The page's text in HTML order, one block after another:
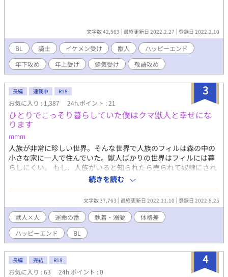
文字数 42,563 最終更新日 2022.2.27 登録日 2022.2.10
BL 騎士 イケメン受け 獣人
ハッピーエンド
年下攻め
年上受け 健気受け 敬語攻め
3
長編 連載中 R18
お気に入り : 1,387 24h.ポイント : 21
ひとりでこっそり暮らしていた僕はクマ獣人と幸せにな
ります
mmm
人族が非常に珍しい世界。そんな世界で人族のフィルは森の中の
小さな家に一人で住んでいた。獣人ばかりの世界はフィルには暮
らしにくい。 もし、人族がいると知られたら売られて奴隷にされ
るかもしれない。 獣人に怯えるフィル×フィルと番になりたいク
マ獣人の話です。
続きを読む
文字数 37,763 最終更新日 2022.11.10 登録日 2022.8.25
獣人×人 運命の番 執着・溺愛
体格差
ハッピーエンド
BL
4
長編 完結 R18
お気に入り : 63 24h.ポイント : 0